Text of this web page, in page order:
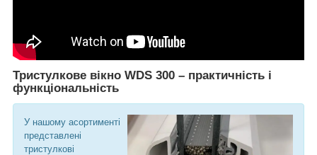
Тристулкове вікно WDS 300 – практичність і
функціональність
У нашому асортименті
представлені
тристулкові